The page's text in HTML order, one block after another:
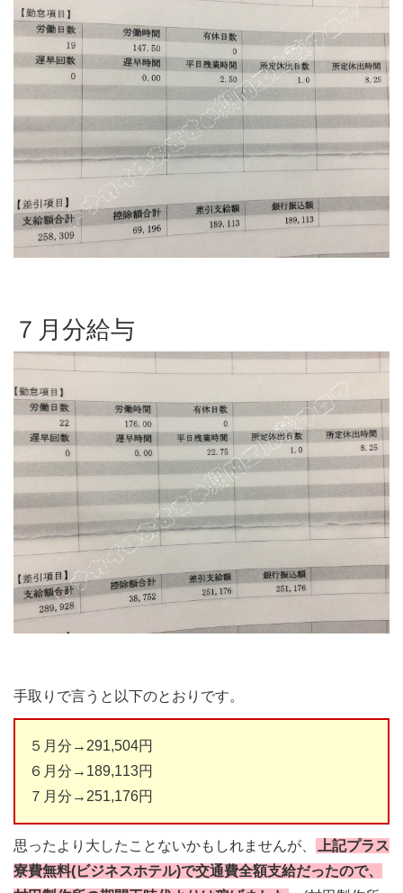
７月分給与
手取りで言うと以下のとおりです。
５月分→291,504円
６月分→189,113円
７月分→251,176円
思ったより大したことないかもしれませんが、
上記プラス
寮費無料(ビジネスホテル)で交通費全額支給だったので、